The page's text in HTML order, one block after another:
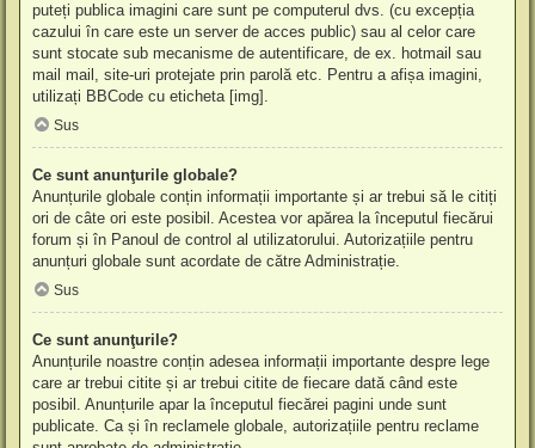
puteți publica imagini care sunt pe computerul dvs. (cu excepția
cazului în care este un server de acces public) sau al celor care
sunt stocate sub mecanisme de autentificare, de ex. hotmail sau
mail mail, site-uri protejate prin parolă etc. Pentru a afișa imagini,
utilizați BBCode cu eticheta [img].
Sus
Ce sunt anunţurile globale?
Anunțurile globale conțin informații importante și ar trebui să le citiți
ori de câte ori este posibil. Acestea vor apărea la începutul fiecărui
forum și în Panoul de control al utilizatorului. Autorizațiile pentru
anunțuri globale sunt acordate de către Administrație.
Sus
Ce sunt anunţurile?
Anunțurile noastre conțin adesea informații importante despre lege
care ar trebui citite și ar trebui citite de fiecare dată când este
posibil. Anunțurile apar la începutul fiecărei pagini unde sunt
publicate. Ca și în reclamele globale, autorizațiile pentru reclame